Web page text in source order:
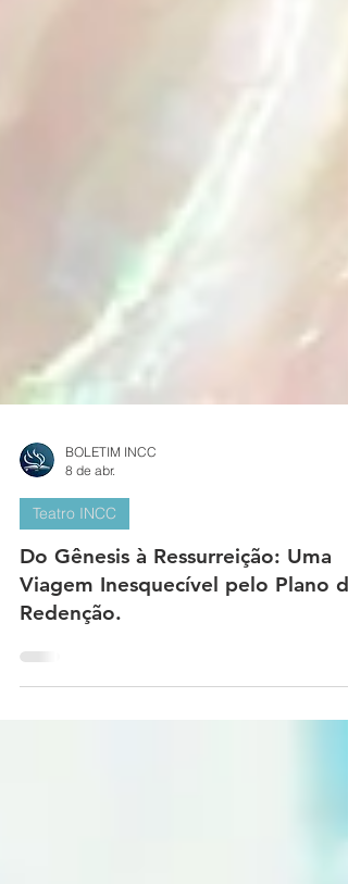
BOLETIM INCC
8 de abr.
Teatro INCC
Do Gênesis à Ressurreição: Uma
Viagem Inesquecível pelo Plano da
Redenção.